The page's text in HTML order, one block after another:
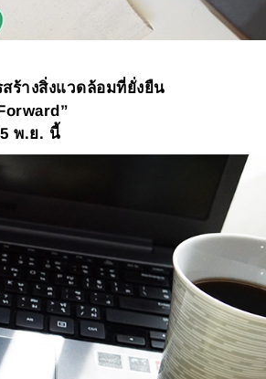
ร้างสิ่งแวดล้อมที่ยั่งยืน
พ.ย. นี้